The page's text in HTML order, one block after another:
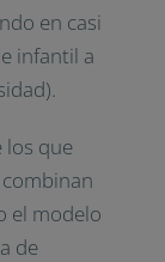
en casi
infantil a
los que
el modelo
de